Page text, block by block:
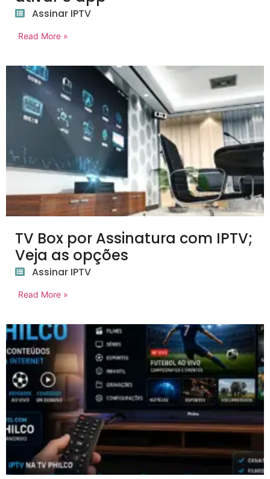
Assinar IPTV
Read More »
TV Box por Assinatura com IPTV;
Veja as opções
Assinar IPTV
Read More »